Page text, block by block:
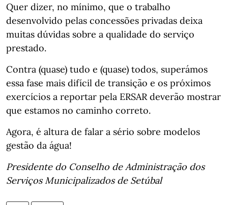
Quer dizer, no mínimo, que o trabalho
desenvolvido pelas concessões privadas deixa
muitas dúvidas sobre a qualidade do serviço
prestado.
Contra (quase) tudo e (quase) todos, superámos
essa fase mais difícil de transição e os próximos
exercícios a reportar pela ERSAR deverão mostrar
que estamos no caminho correto.
Agora, é altura de falar a sério sobre modelos
gestão da água!
Presidente do Conselho de Administração dos
Serviços Municipalizados de Setúbal